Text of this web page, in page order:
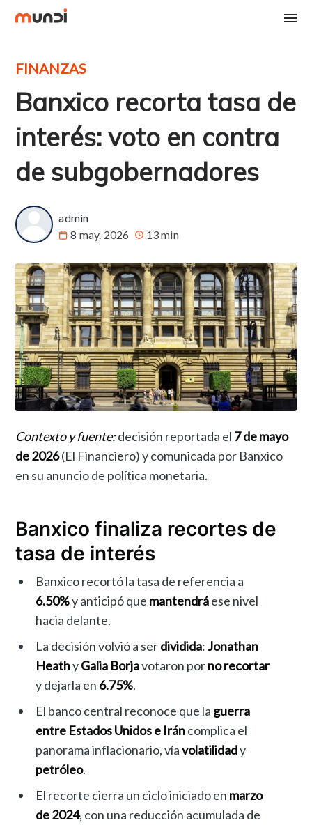
FINANZAS
Banxico recorta tasa de
interés: voto en contra
de subgobernadores
admin
8 may. 2026
13 min
Contexto y fuente:decisión reportada el 7 de mayo
de 2026(El Financiero) y comunicada por Banxico
en su anuncio de política monetaria.
Banxico finaliza recortes de
tasa de interés
Banxico recortó la tasa de referencia a
6.50%y anticipó que mantendráese nivel
hacia delante.
La decisión volvió a serdividida: Jonathan
HeathyGalia Borjavotaron porno recortar
y dejarla en 6.75%.
El banco central reconoce que la guerra
entre Estados Unidos e Iráncomplica el
panorama inflacionario, víavolatilidady
petróleo.
El recorte cierra un ciclo iniciado en marzo
de 2024, con una reducción acumulada de